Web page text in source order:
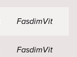
FasdimVit
FasdimVit